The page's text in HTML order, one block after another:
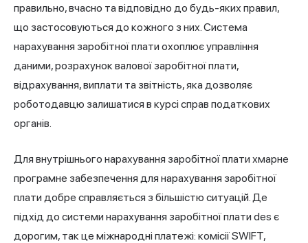
правильно, вчасно та відповідно до будь-яких правил,
що застосовуються до кожного з них. Система
нарахування заробітної плати охоплює управління
даними, розрахунок валової заробітної плати,
відрахування, виплати та звітність, яка дозволяє
роботодавцю залишатися в курсі справ податкових
органів.
Для внутрішнього нарахування заробітної плати хмарне
програмне забезпечення для нарахування заробітної
плати добре справляється з більшістю ситуацій. Де
підхід до системи нарахування заробітної плати des є
дорогим, так це міжнародні платежі: комісії SWIFT,